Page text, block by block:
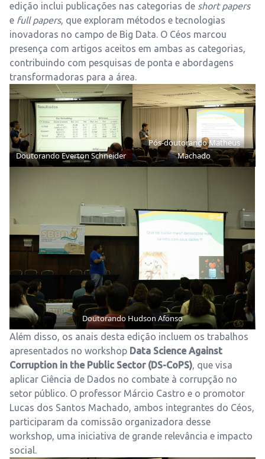
edição inclui publicações nas categorias de short papers
e full papers, que exploram métodos e tecnologias
inovadoras no campo de Big Data. O Céos marcou
presença com artigos aceitos em ambas as categorias,
contribuindo com pesquisas de ponta e abordagens
transformadoras para a área.
Doutorando Everton Schneider
Pós-doutorando Matheus
Machado
Doutorando Hudson Afonso
Além disso, os anais desta edição incluem os trabalhos
apresentados no workshop Data Science Against
Corruption in the Public Sector (DS-CoPS), que visa
aplicar Ciência de Dados no combate à corrupção no
setor público. O professor Márcio Castro e o promotor
Lucas dos Santos Machado, ambos integrantes do Céos,
participaram da comissão organizadora desse
workshop, uma iniciativa de grande relevância e impacto
social.